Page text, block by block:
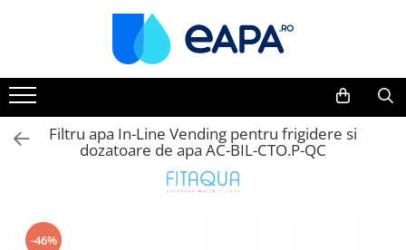
Toate Produsele
Dedurizare
Dedurizator tip Cabinet
Dedurizator Simplex
Filtre 5"
Filtru apa In-Line Vending pentru frigidere si
dozatoare de apa AC-BIL-CTO.P-QC
-46%